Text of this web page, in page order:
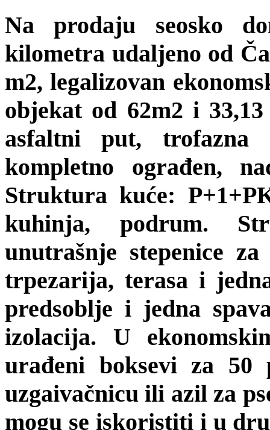
Na prodaju seosko
kilometra udaljeno od
m2,legalizovan
objekat od 62m2 i
asfaltni put, trofazna
kompletno ograđen,
Struktura kuće:
kuhinja, podrum.
unutrašnje stepenice
trpezarija, terasa i
predsoblje i jedna
izolacija. U
urađeni boksevi za 50
uzgaivačnicu ili azil za
mogu se iskoristiti i u